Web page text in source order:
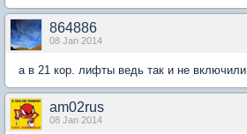
864886
08 Jan 2014
а в 21 кор. лифты ведь так и не включили
am02rus
08 Jan 2014